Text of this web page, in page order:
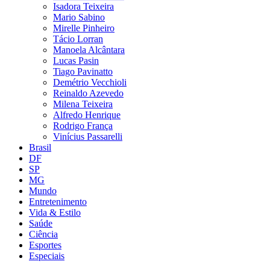
Isadora Teixeira
Mario Sabino
Mirelle Pinheiro
Tácio Lorran
Manoela Alcântara
Lucas Pasin
Tiago Pavinatto
Demétrio Vecchioli
Reinaldo Azevedo
Milena Teixeira
Alfredo Henrique
Rodrigo França
Vinícius Passarelli
Brasil
DF
SP
MG
Mundo
Entretenimento
Vida & Estilo
Saúde
Ciência
Esportes
Especiais